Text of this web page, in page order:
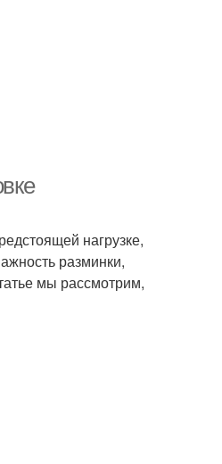
нагрузке,
разминки,
мы рассмотрим,